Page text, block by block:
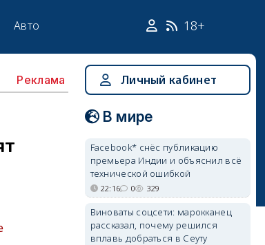
Авто 18+
Реклама Личный кабинет
В мире
Facebook* снёс публикацию
премьера Индии и объяснил всё
технической ошибкой
22:16 0 329
Виноваты соцсети: марокканец
рассказал, почему решился
вплавь добраться в Сеуту